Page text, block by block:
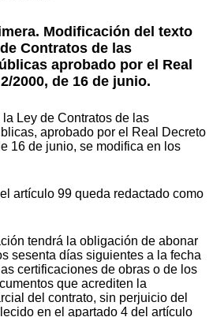
Modificación del texto
Contratos de las
aprobado por el Real
2000, de 16 de junio.
Ley de Contratos de las
aprobado por el Real Decreto
16 de junio, se modifica en los
artículo 99 queda redactado como
tendrá la obligación de abonar
sesenta días siguientes a la fecha
certificaciones de obras o de los
que acrediten la
del contrato, sin perjuicio del
en el apartado 4 del artículo